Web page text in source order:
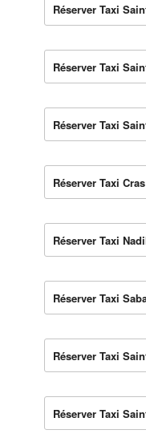
Réserver Taxi
Réserver Taxi
Réserver Taxi
Réserver Taxi Cras
Réserver Taxi
Réserver Taxi
Réserver Taxi
Réserver Taxi